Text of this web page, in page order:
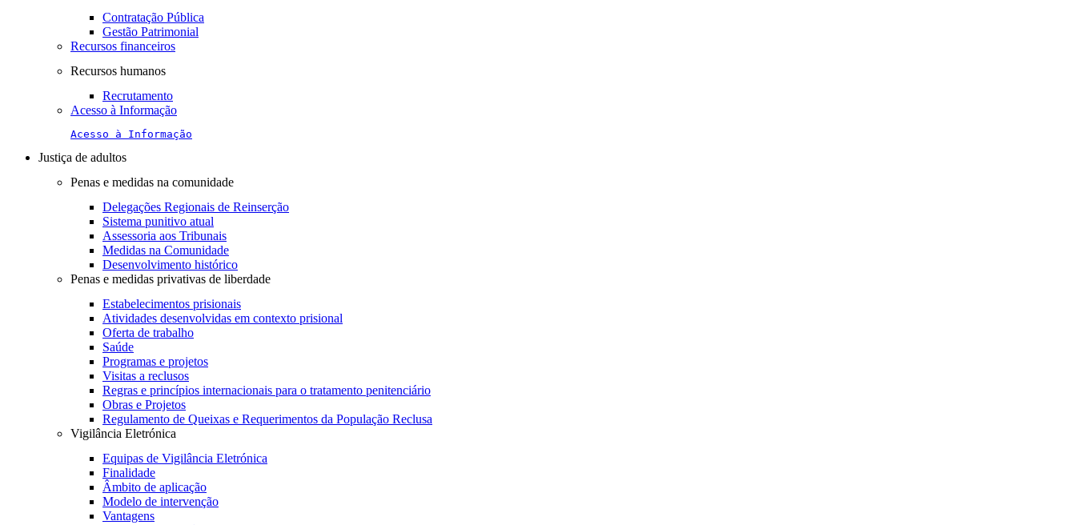
Contratação Pública
Gestão Patrimonial
Recursos financeiros
Recursos humanos
Recrutamento
Acesso à Informação
Acesso à Informação
Justiça de adultos
Penas e medidas na comunidade
Delegações Regionais de Reinserção
Sistema punitivo atual
Assessoria aos Tribunais
Medidas na Comunidade
Desenvolvimento histórico
Penas e medidas privativas de liberdade
Estabelecimentos prisionais
Atividades desenvolvidas em contexto prisional
Oferta de trabalho
Saúde
Programas e projetos
Visitas a reclusos
Regras e princípios internacionais para o tratamento penitenciário
Obras e Projetos
Regulamento de Queixas e Requerimentos da População Reclusa
Vigilância Eletrónica
Equipas de Vigilância Eletrónica
Finalidade
Âmbito de aplicação
Modelo de intervenção
Vantagens